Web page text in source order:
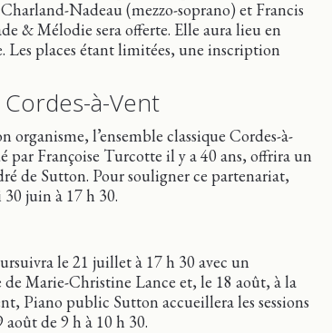
Nadeau (mezzo-soprano) et Francis
& Mélodie sera offerte. Elle aura lieu en
Les places étant limitées, une inscription
à-Vent
organisme, l’ensemble classique Cordes-à-
par Françoise Turcotte il y a 40 ans, offrira un
de Sutton. Pour souligner ce partenariat,
juin à 17 h 30.
le 21 juillet à 17 h 30 avec un
Marie-Christine Lance et, le 18 août, à la
Piano public Sutton accueillera les sessions
de 9 h à 10 h 30.